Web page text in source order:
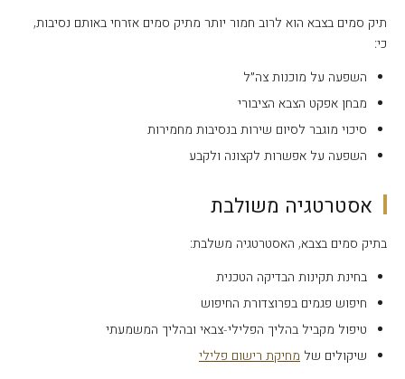
תיק סמים בצבא הוא לרוב חמור יותר מתיק סמים אזרחי באותם נסיבות,
כי:
השפעה על מוכנות צה״ל
מבחן אפקט הצבא הציבורי
סיכוי מוגבר לסיום שירות בנסיבות מחמירות
השפעה על אפשרות לקצונה ולקבע
אסטרטגיה משולבת
בתיק סמים בצבא, האסטרטגיה משלבת:
בחינת תקינות הבדיקה הטכנית
חיפוש פגמים בפרוצדורת החיפוש
טיפול מקביל בהליך הפלילי-צבאי ובהליך המשמעתי
שיקולים של מחיקת רישום פלילי